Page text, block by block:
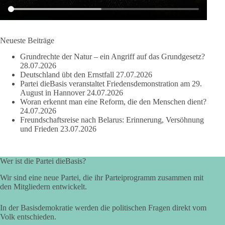
erklaerung-ankara-100.html
664 137 66 Auf Facebook ansehen
DieBasis
2 Tage(n) zuvor
Grundrechte der Natur – ein Angriff auf das Grundgesetz?
Kann die Natur Träger eigener Grundrechte sein? Oder würde
Grundgesetzes sprengen? Mit dieser grundsätzlichen Frage
beschäftigte sich die Teilnehmer des Politischen
Neueste Beiträge
Grundrechte der Natur – ein Angriff auf das Grundgesetz?
28.07.2026
Deutschland übt den Ernstfall 27.07.2026
Partei dieBasis veranstaltet Friedensdemonstration am 29.
August in Hannover 24.07.2026
Woran erkennt man eine Reform, die den Menschen dient?
24.07.2026
Freundschaftsreise nach Belarus: Erinnerung, Versöhnung
und Frieden 23.07.2026
Wer ist die Partei dieBasis?
Wir sind eine neue Partei, die ihr Parteiprogramm zusammen mit
den Mitgliedern entwickelt.
In der Basisdemokratie werden die politischen Fragen direkt vom
Volk entschieden.